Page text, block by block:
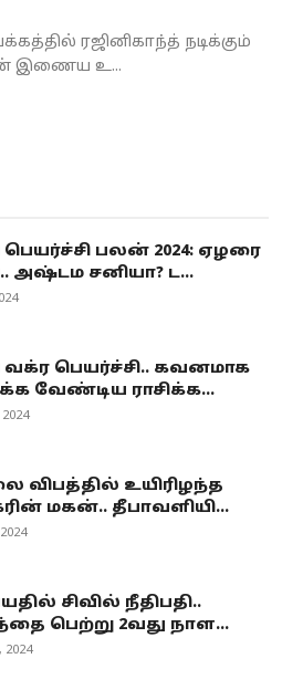
ரஜினிகாந்த் நடிக்கும்
இணைய உ...
பெயர்ச்சி பலன் 2024: ஏழரை
அஷ்டம சனியா? ட...
வக்ர பெயர்ச்சி.. கவனமாக
வேண்டிய ராசிக்க...
விபத்தில் உயிரிழந்த
மகன்.. தீபாவளியி...
சிவில் நீதிபதி..
பெற்று 2வது நாள...
2024